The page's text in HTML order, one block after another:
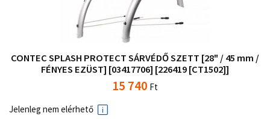
CONTEC SPLASH PROTECT SÁRVÉDŐ SZETT [28" / 45 mm /
FÉNYES EZÜST] [03417706] [226419 [CT1502]]
15 740 Ft
Jelenleg nem elérhető